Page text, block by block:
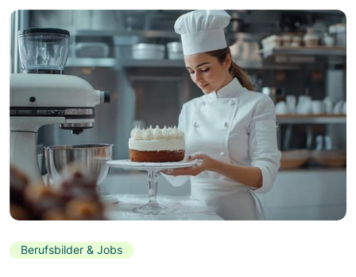
Berufsbilder & Jobs